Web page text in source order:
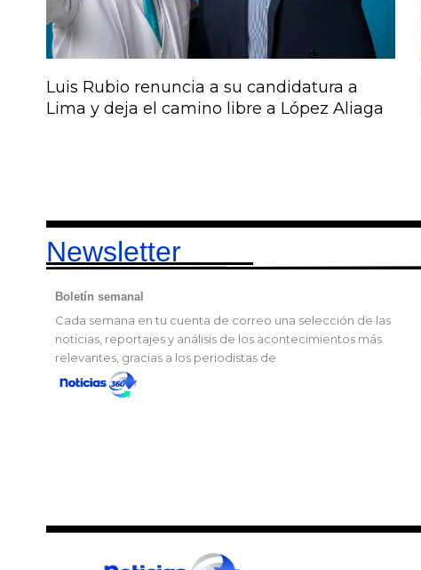
Luis Rubio renuncia a su candidatura a
Lima y deja el camino libre a López Aliaga
Newsletter
Boletín semanal
Cada semana en tu cuenta de correo una selección de las
noticias, reportajes y análisis de los acontecimientos más
relevantes, gracias a los periodistas de